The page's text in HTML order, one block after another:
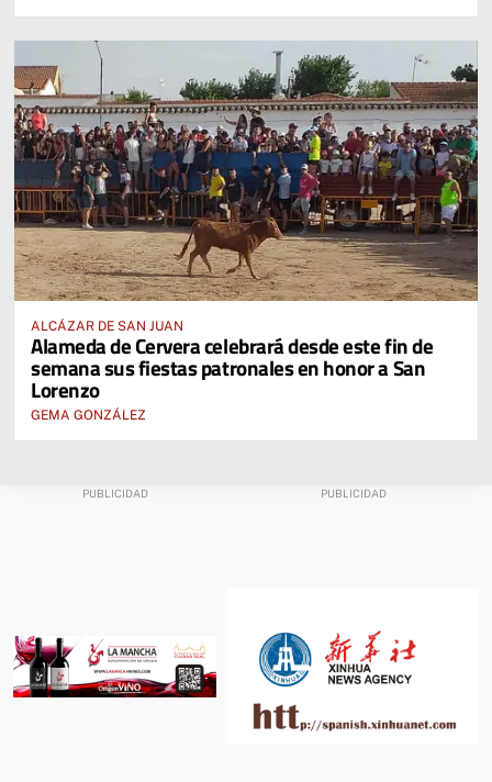
ALCÁZAR DE SAN JUAN
Alameda de Cervera celebrará desde este fin de
semana sus fiestas patronales en honor a San
Lorenzo
GEMA GONZÁLEZ